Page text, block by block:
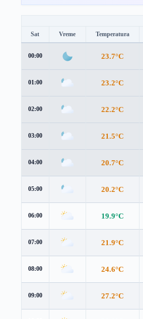
Sat Vreme Temperatura
00:00 23.7°C
01:00 23.2°C
02:00 22.2°C
03:00 21.5°C
04:00 20.7°C
05:00 20.2°C
06:00 19.9°C
07:00 21.9°C
08:00 24.6°C
09:00 27.2°C